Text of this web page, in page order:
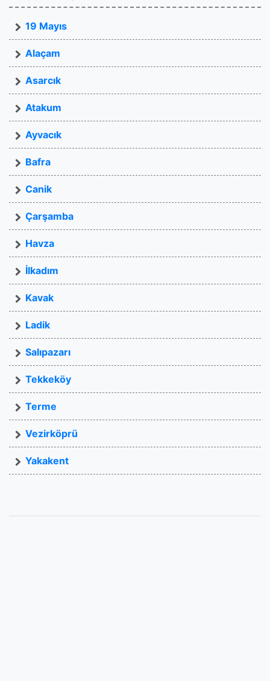
19 Mayıs
Alaçam
Asarcık
Atakum
Ayvacık
Bafra
Canik
Çarşamba
Havza
İlkadım
Kavak
Ladik
Salıpazarı
Tekkeköy
Terme
Vezirköprü
Yakakent